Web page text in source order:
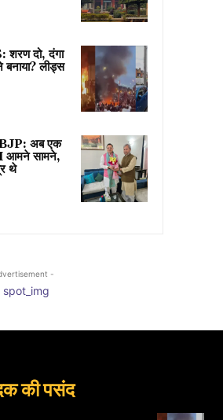
दो, दंगा
बनाया? लीड्स
अब एक
आमने सामने,
थे
-
की पसंद